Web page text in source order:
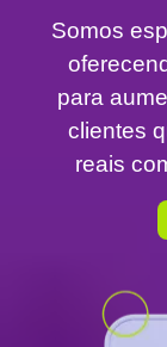
Somos
para
clientes
reais